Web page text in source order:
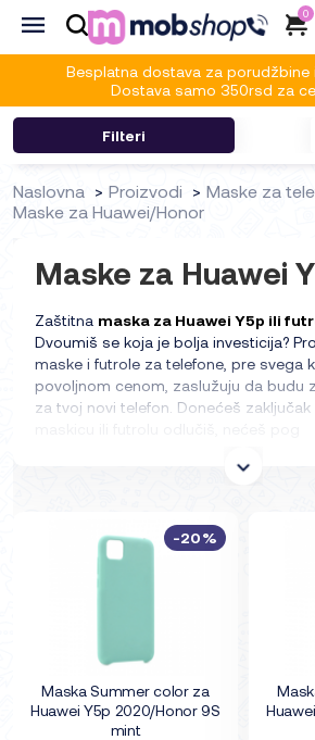
0
Besplatna dostava za porudžbine
Dostava samo 350rsd za
Filteri
Naslovna Proizvodi
Maske za
Maske za Huawei/Honor
Maske za Huawei
Zaštitna maska za Huawei Y5p ili
Dvoumiš se koja je bolja investicija?
maske i futrole za telefone, pre svega
povoljnom cenom, zaslužuju da budu
za tvoj novi telefon. Donećeš
Maska Summer color za
Huawei Y5p 2020/Honor 9S
mint
-20%